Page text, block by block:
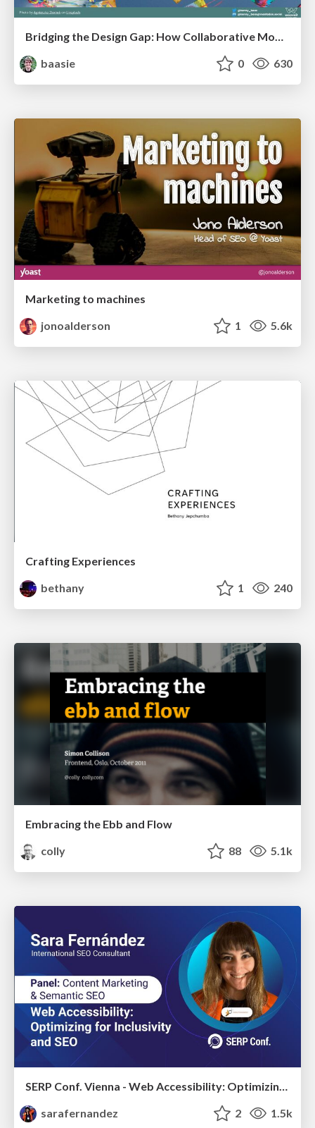
baasie
0 630
Marketing to machines
jonoalderson
1 5.6k
Crafting Experiences
bethany
1 240
Embracing the Ebb and Flow
colly
88 5.1k
SERP Conf. Vienna - Web Accessibility: Optimizing for Inclusivity and SEO
sarafernandez
2 1.5k